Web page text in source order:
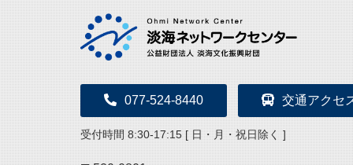
077-524-8440 交通アクセ
受付時間 8:30-17:15 [ 日・月・祝日除く ]